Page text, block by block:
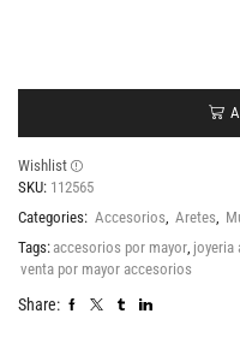
Wishlist
SKU: 112565
Categories: Accesorios Aretes
Tags: accesorios por mayor joyeria
venta por mayor accesorios
Share: